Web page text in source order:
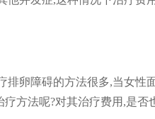
排卵障碍的方法很多,当女性
方法呢?对其治疗费用,是否